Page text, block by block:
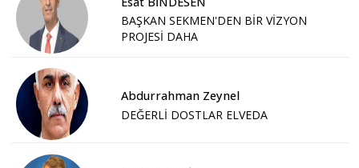
BAŞKAN SEKMEN'DEN BİR VİZYON
PROJESİ DAHA
Abdurrahman Zeynel
DEĞERLİ DOSTLAR ELVEDA